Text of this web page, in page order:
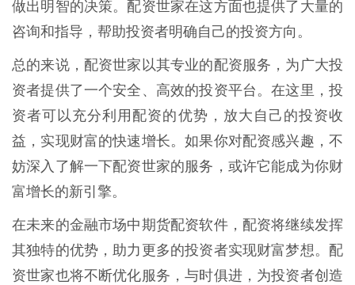
做出明智的决策。配资世家在这方面也提供了大量的
咨询和指导，帮助投资者明确自己的投资方向。
总的来说，配资世家以其专业的配资服务，为广大投
资者提供了一个安全、高效的投资平台。在这里，投
资者可以充分利用配资的优势，放大自己的投资收
益，实现财富的快速增长。如果你对配资感兴趣，不
妨深入了解一下配资世家的服务，或许它能成为你财
富增长的新引擎。
在未来的金融市场中期货配资软件，配资将继续发挥
其独特的优势，助力更多的投资者实现财富梦想。配
资世家也将不断优化服务，与时俱进，为投资者创造